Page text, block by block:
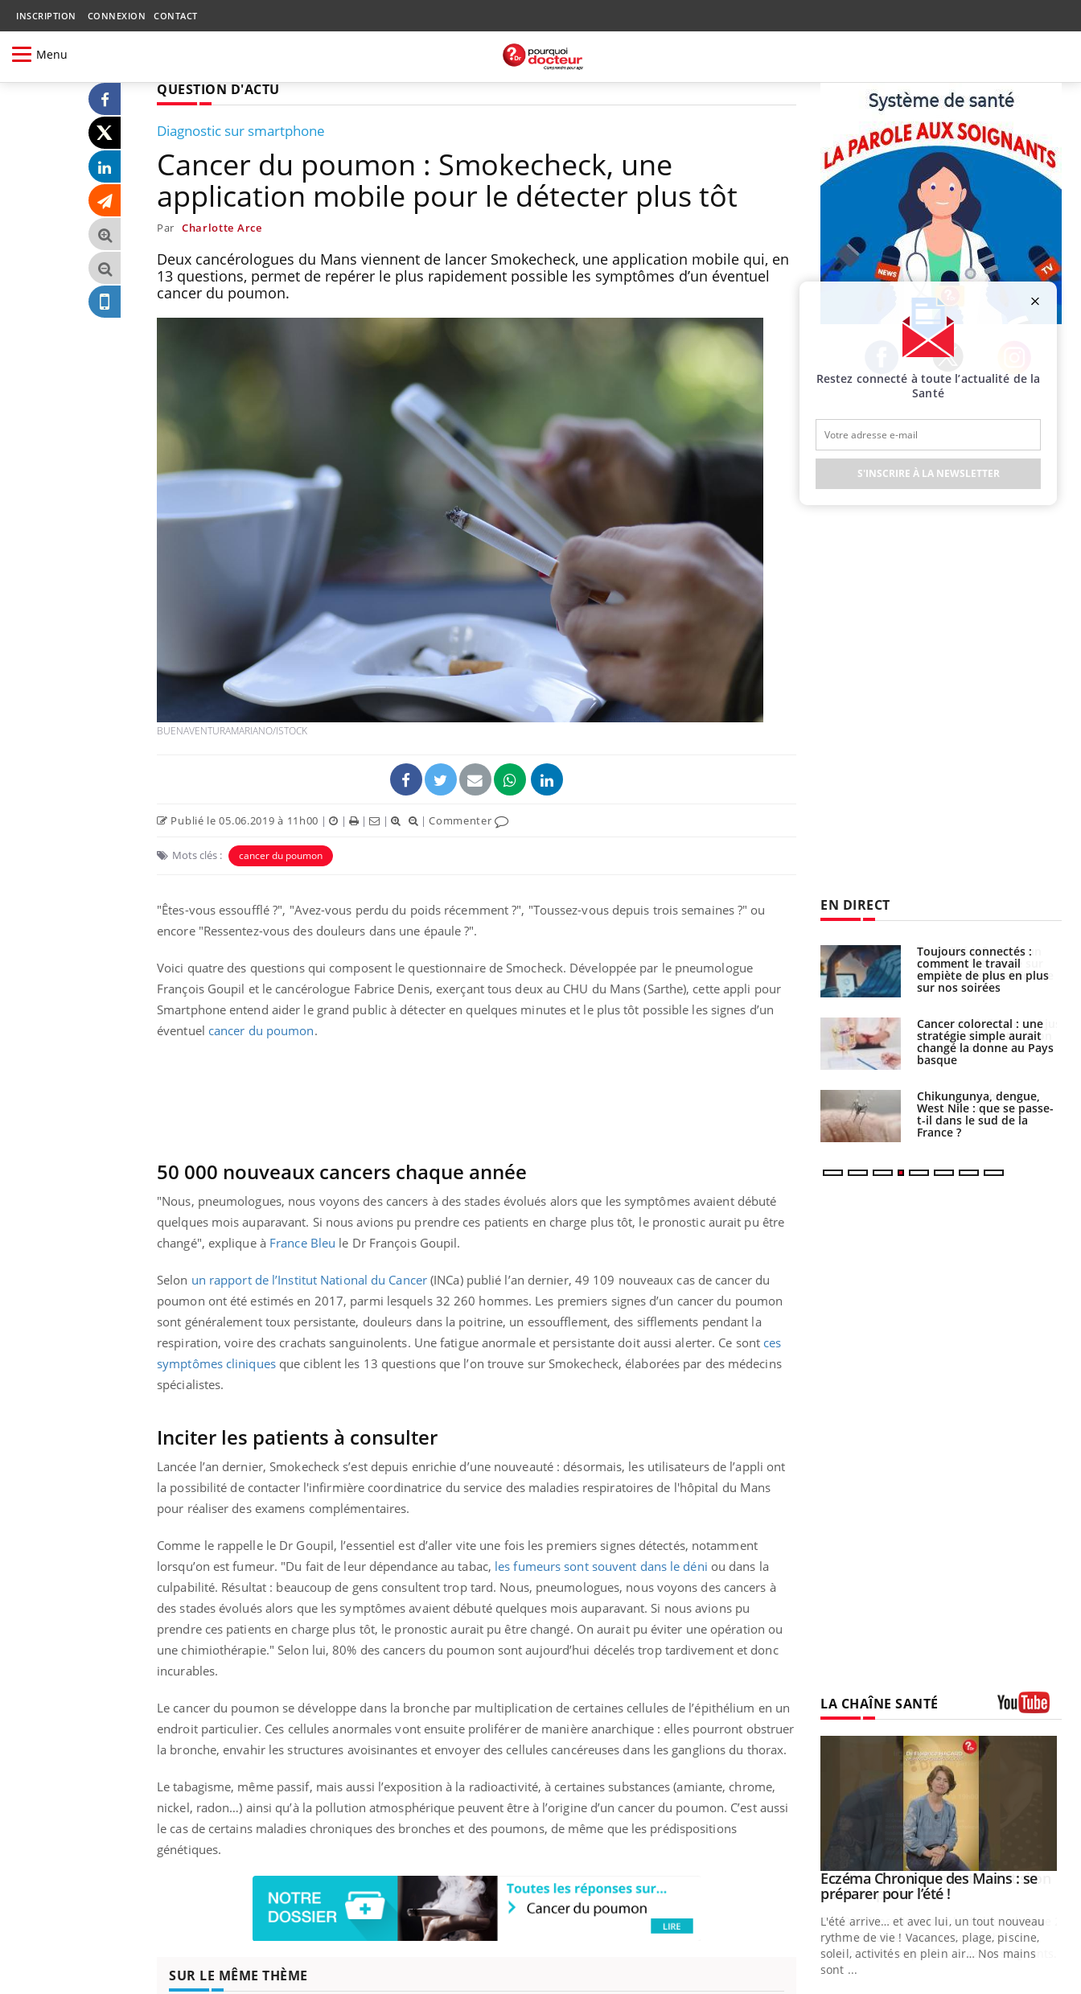
INSCRIPTION CONNEXION CONTACT
Menu
QUESTION D'ACTU
Diagnostic sur smartphone
Cancer du poumon : Smokecheck, une
application mobile pour le détecter plus tôt
Par Charlotte Arce
Deux cancérologues du Mans viennent de lancer Smokecheck, une application mobile qui, en
13 questions, permet de repérer le plus rapidement possible les symptômes d’un éventuel
cancer du poumon.
BUENAVENTURAMARIANO/ISTOCK
Publié le 05.06.2019 à 11h00 | | | | |Commenter
Mots clés : cancer du poumon
"Êtes-vous essoufflé ?", "Avez-vous perdu du poids récemment ?", "Toussez-vous depuis trois semaines ?" ou
encore "Ressentez-vous des douleurs dans une épaule ?".
Voici quatre des questions qui composent le questionnaire de Smocheck. Développée par le pneumologue
François Goupil et le cancérologue Fabrice Denis, exerçant tous deux au CHU du Mans (Sarthe), cette appli pour
Smartphone entend aider le grand public à détecter en quelques minutes et le plus tôt possible les signes d’un
éventuel cancer du poumon.
50 000 nouveaux cancers chaque année
"Nous, pneumologues, nous voyons des cancers à des stades évolués alors que les symptômes avaient débuté
quelques mois auparavant. Si nous avions pu prendre ces patients en charge plus tôt, le pronostic aurait pu être
changé", explique à France Bleu le Dr François Goupil.
Selon un rapport de l’Institut National du Cancer(INCa) publié l’an dernier, 49 109 nouveaux cas de cancer du
poumon ont été estimés en 2017, parmi lesquels 32 260 hommes. Les premiers signes d’un cancer du poumon
sont généralement toux persistante, douleurs dans la poitrine, un essoufflement, des sifflements pendant la
respiration, voire des crachats sanguinolents. Une fatigue anormale et persistante doit aussi alerter. Ce sont ces
symptômes cliniquesque ciblent les 13 questions que l’on trouve sur Smokecheck, élaborées par des médecins
spécialistes.
Inciter les patients à consulter
Lancée l’an dernier, Smokecheck s’est depuis enrichie d’une nouveauté : désormais, les utilisateurs de l’appli ont
la possibilité de contacter l'infirmière coordinatrice du service des maladies respiratoires de l'hôpital du Mans
pour réaliser des examens complémentaires.
Comme le rappelle le Dr Goupil, l’essentiel est d’aller vite une fois les premiers signes détectés, notamment
lorsqu’on est fumeur. "Du fait de leur dépendance au tabac, les fumeurs sont souvent dans le déni ou dans la
culpabilité. Résultat : beaucoup de gens consultent trop tard. Nous, pneumologues, nous voyons des cancers à
des stades évolués alors que les symptômes avaient débuté quelques mois auparavant. Si nous avions pu
prendre ces patients en charge plus tôt, le pronostic aurait pu être changé. On aurait pu éviter une opération ou
une chimiothérapie." Selon lui, 80% des cancers du poumon sont aujourd’hui décelés trop tardivement et donc
incurables.
Le cancer du poumon se développe dans la bronche par multiplication de certaines cellules de l’épithélium en un
endroit particulier. Ces cellules anormales vont ensuite proliférer de manière anarchique : elles pourront obstruer
la bronche, envahir les structures avoisinantes et envoyer des cellules cancéreuses dans les ganglions du thorax.
Le tabagisme, même passif, mais aussi l’exposition à la radioactivité, à certaines substances (amiante, chrome,
nickel, radon…) ainsi qu’à la pollution atmosphérique peuvent être à l’origine d’un cancer du poumon. C’est aussi
le cas de certains maladies chroniques des bronches et des poumons, de même que les prédispositions
génétiques.
SUR LE MÊME THÈME
Facebook Twitter Instagram
EN DIRECT
modifient votre cerveau !
Mon enfant est-il trop
sensible ou simplement
quels sont les meilleurs
exercices physiques ?
rapport s’interroge sur
son taux élevé en France
Toujours connectés :
comment le travail
empiète de plus en plus
sur nos soirées
Cancer colorectal : une
stratégie simple aurait
changé la donne au Pays
basque
Chikungunya, dengue,
West Nile : que se passe-
t-il dans le sud de la
France ?
LA CHAÎNE SANTÉ
Eczéma Chronique des Mains :
Youtube
Il y a des sujets qui sont faciles à aborder...
d'autres non ! D'un côté, poser des
Youtube
Carence en fer : comprendre pour
prévenir Youtube
Fatigue, irritabilité, brouillard mental ou
même alopécie… Les symptômes de la
Insuline & Charge mentale : et si on
osait en parler??
En 2026, l'insuline dans le diabète de type 2
reste entourée d'idées reçues chez les
Youtube
Eczéma Chronique des Mains : se
préparer pour l’été !Youtube
L'été arrive… et avec lui, un tout nouveau
rythme de vie ! Vacances, plage, piscine,
soleil, activités en plein air… Nos mains
sont ...
Restez connecté à toute l’actualité de la
Santé
S'INSCRIRE À LA NEWSLETTER